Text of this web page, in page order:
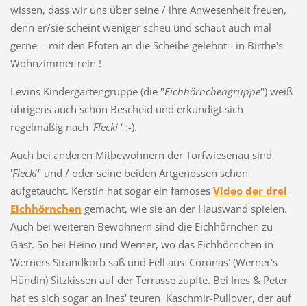
wissen, dass wir uns über seine / ihre Anwesenheit freuen,
denn er/sie scheint weniger scheu und schaut auch mal
gerne - mit den Pfoten an die Scheibe gelehnt - in Birthe's
Wohnzimmer rein !
Levins Kindergartengruppe (die "Eichhörnchengruppe") weiß
übrigens auch schon Bescheid und erkundigt sich
regelmäßig nach 'Flecki ‘ :-).
Auch bei anderen Mitbewohnern der Torfwiesenau sind
'Flecki'' und / oder seine beiden Artgenossen schon
aufgetaucht. Kerstin hat sogar ein famoses Video der drei
Eichhörnchen gemacht, wie sie an der Hauswand spielen.
Auch bei weiteren Bewohnern sind die Eichhörnchen zu
Gast. So bei Heino und Werner, wo das Eichhörnchen in
Werners Strandkorb saß und Fell aus 'Coronas' (Werner's
Hündin) Sitzkissen auf der Terrasse zupfte. Bei Ines & Peter
hat es sich sogar an Ines' teuren Kaschmir-Pullover, der auf